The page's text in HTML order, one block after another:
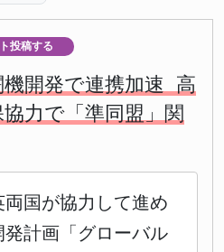
投稿する
機開発で連携加速 高
力で「準同盟」関
国が協力して進め
計画「グローバル